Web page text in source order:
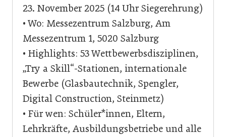
23. November 2025 (14 Uhr Siegerehrung)
• Wo: Messezentrum Salzburg, Am
Messezentrum 1, 5020 Salzburg
• Highlights: 53 Wettbewerbsdisziplinen,
„Try a Skill“-Stationen, internationale
Bewerbe (Glasbautechnik, Spengler,
Digital Construction, Steinmetz)
• Für wen: Schüler*innen, Eltern,
Lehrkräfte, Ausbildungsbetriebe und alle